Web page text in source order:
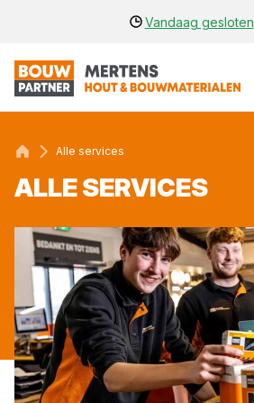
Vandaag gesloten
Alle services
ALLE SER­VI­CES